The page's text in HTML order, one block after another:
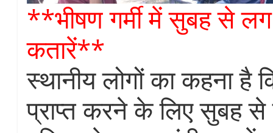
**भीषण गर्मी में सुबह से लग
कतारें**
स्थानीय लोगों का कहना है
प्राप्त करने के लिए सुबह से